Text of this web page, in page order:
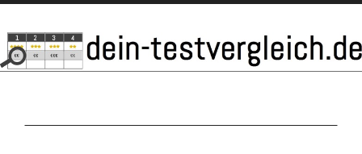
SKIP